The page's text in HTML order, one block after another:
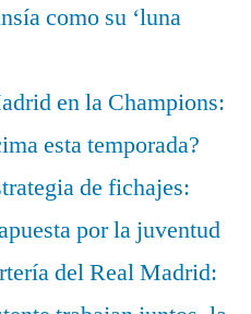
como su ‘luna
en la Champions:
esta temporada?
de fichajes:
por la juventud
del Real Madrid: